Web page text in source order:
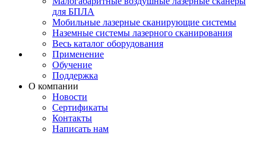
для БПЛА
Мобильные лазерные сканирующие системы
Наземные системы лазерного сканирования
Весь каталог оборудования
Применение
Обучение
Поддержка
О компании
Новости
Сертификаты
Контакты
Написать нам